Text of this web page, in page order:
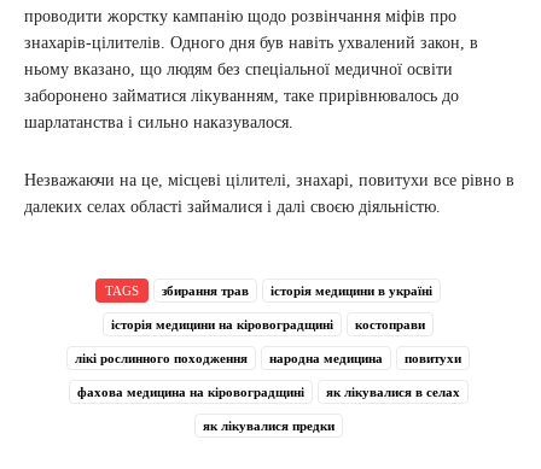
проводити жорстку кампанію щодо розвінчання міфів про
знахарів-цілителів. Одного дня був навіть ухвалений закон, в
ньому вказано, що людям без спеціальної медичної освіти
заборонено займатися лікуванням, таке прирівнювалось до
шарлатанства і сильно наказувалося.
Незважаючи на це, місцеві цілителі, знахарі, повитухи все рівно в
далеких селах області займалися і далі своєю діяльністю.
TAGS збирання трав історія медицини в україні
історія медицини на кіровоградщині костоправи
лікі рослинного походження народна медицина повитухи
фахова медицина на кіровоградщині як лікувалися в селах
як лікувалися предки